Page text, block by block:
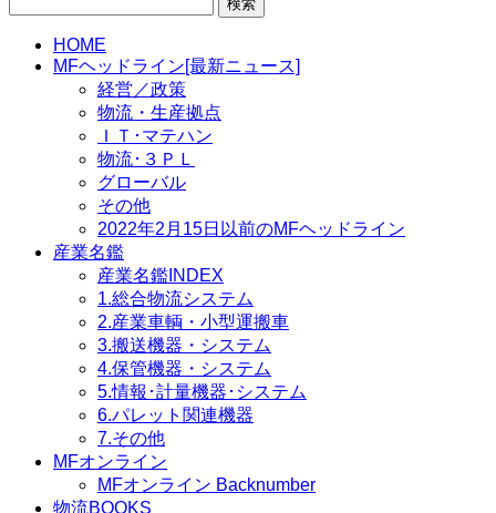
HOME
MFヘッドライン[最新ニュース]
経営／政策
物流・生産拠点
ＩＴ･マテハン
物流･３ＰＬ
グローバル
その他
2022年2月15日以前のMFヘッドライン
産業名鑑
産業名鑑INDEX
1.総合物流システム
2.産業車輌・小型運搬車
3.搬送機器・システム
4.保管機器・システム
5.情報･計量機器･システム
6.パレット関連機器
7.その他
MFオンライン
MFオンライン Backnumber
物流BOOKS